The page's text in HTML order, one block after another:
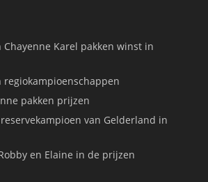
Chayenne Karel pakken winst in
regiokampioenschappen
pakken prijzen
van Gelderland in
en Elaine in de prijzen